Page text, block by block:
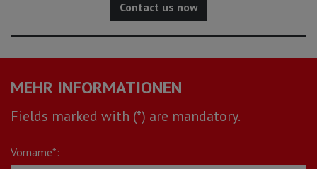
Contact us now
MEHR INFORMATIONEN
Fields marked with (*) are mandatory.
Vorname*: